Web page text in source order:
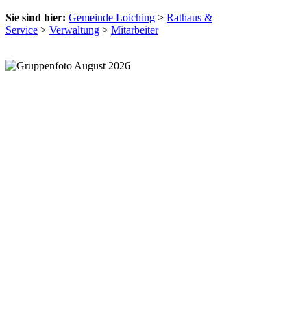
Sie sind hier: Gemeinde Loiching > Rathaus &
Service > Verwaltung > Mitarbeiter